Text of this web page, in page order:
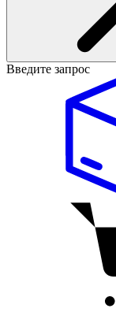
Введите запрос